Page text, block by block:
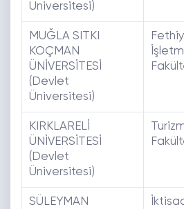
Üniversitesi)
MUĞLA SITKI
KOÇMAN
ÜNİVERSİTESİ
(Devlet
Üniversitesi)
KIRKLARELİ
ÜNİVERSİTESİ
(Devlet
Üniversitesi)
SÜLEYMAN